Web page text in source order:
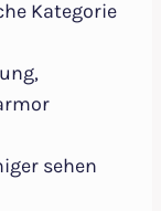
Kategorie
sehen